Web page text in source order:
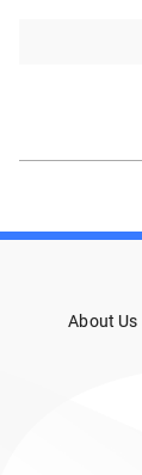
About Us